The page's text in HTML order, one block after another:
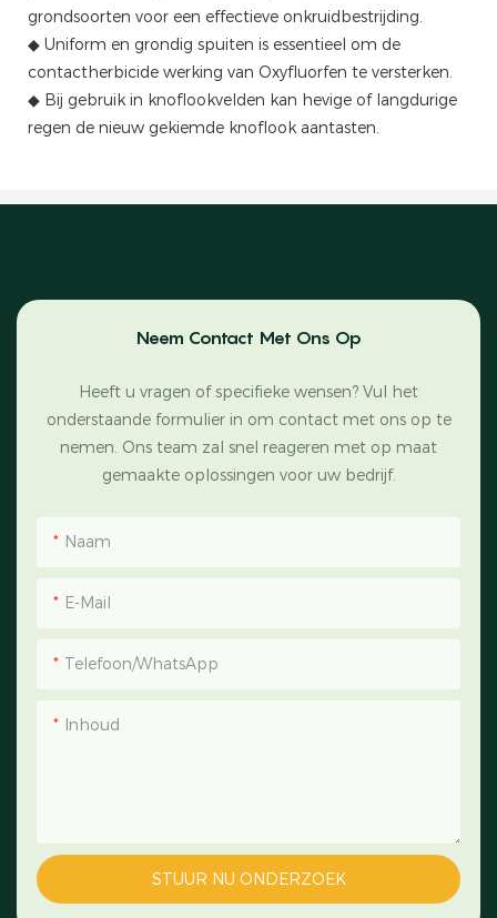
grondsoorten voor een effectieve onkruidbestrijding.
◆ Uniform en grondig spuiten is essentieel om de
contactherbicide werking van Oxyfluorfen te versterken.
◆ Bij gebruik in knoflookvelden kan hevige of langdurige
regen de nieuw gekiemde knoflook aantasten.
Neem Contact Met Ons Op
Heeft u vragen of specifieke wensen? Vul het
onderstaande formulier in om contact met ons op te
nemen. Ons team zal snel reageren met op maat
gemaakte oplossingen voor uw bedrijf.
Naam
E-Mail
Telefoon/WhatsApp
Inhoud
STUUR NU ONDERZOEK